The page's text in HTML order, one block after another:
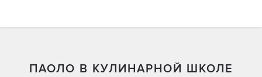
ПАОЛО В КУЛИНАРНОЙ ШКОЛЕ